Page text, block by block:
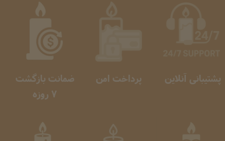
ضمانت بازگشت
پرداخت امن پشتیبانی آنلاین